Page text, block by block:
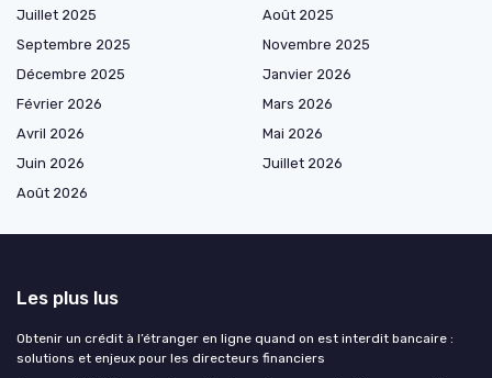
Juillet 2025
Août 2025
Septembre 2025
Novembre 2025
Décembre 2025
Janvier 2026
Février 2026
Mars 2026
Avril 2026
Mai 2026
Juin 2026
Juillet 2026
Août 2026
Les plus lus
Obtenir un crédit à l’étranger en ligne quand on est interdit bancaire :
solutions et enjeux pour les directeurs financiers